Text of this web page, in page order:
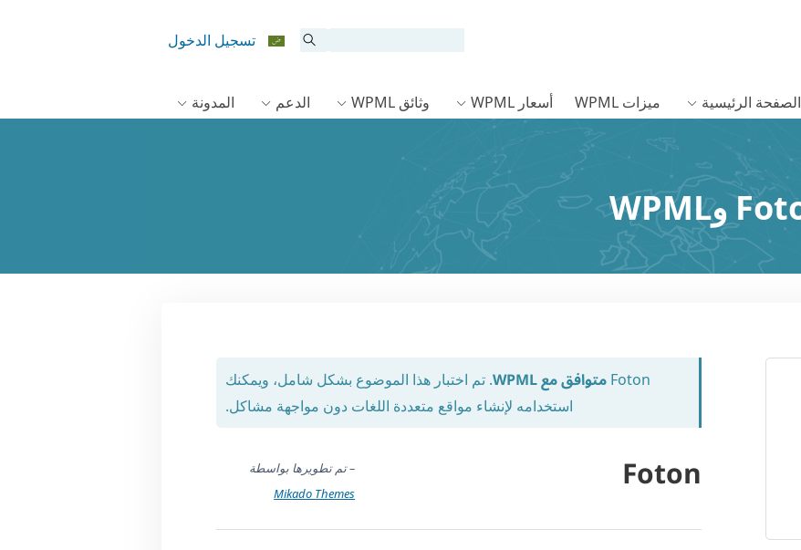
تسجيل الدخول
الصفحة الرئيسية ميزات WPML أسعار WPML وثائق WPML الدعم المدونة
Foton متوافق مع WPML
. تم اختبار هذا الموضوع بشكل شامل، ويمكنك
استخدامه لإنشاء مواقع متعددة اللغات دون مواجهة مشاكل.
Foton
– تم تطويرها بواسطة
Mikado Themes